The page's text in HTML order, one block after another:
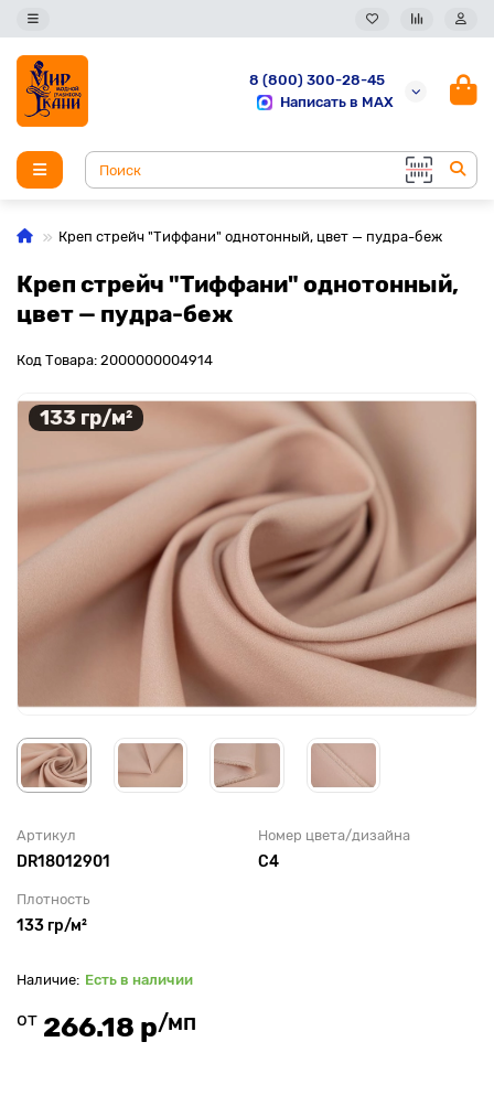
8 (800) 300-28-45
Написать в MAX
Креп стрейч "Тиффани" однотонный, цвет — пудра-беж
Креп стрейч "Тиффани" однотонный,
цвет — пудра-беж
Код Товара: 2000000004914
133 гр/м²
Артикул
DR18012901
Номер цвета/дизайна
С4
Плотность
133 гр/м²
Есть в наличии
от 266.18 р/мп